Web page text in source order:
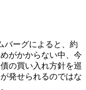
バーグによると、約
がかからない中、今
の買い入れ方針を巡
発せられるのではな